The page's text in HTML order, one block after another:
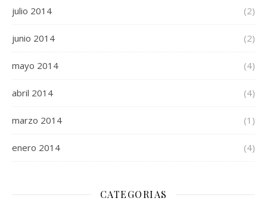
julio 2014 (2)
junio 2014 (2)
mayo 2014 (4)
abril 2014 (4)
marzo 2014 (1)
enero 2014 (4)
CATEGORIAS